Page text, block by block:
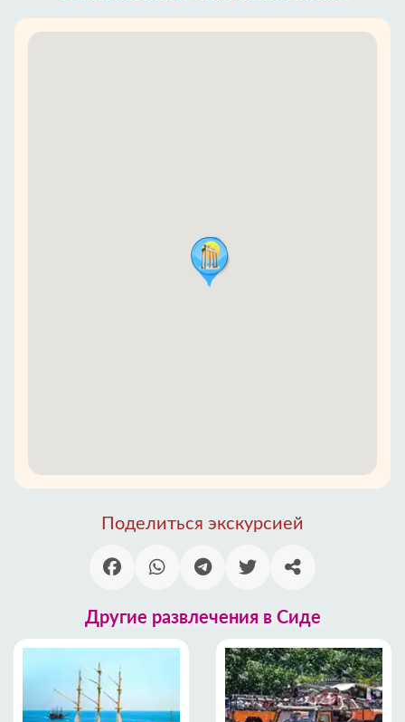
Поделиться экскурсией
Другие развлечения в Сиде